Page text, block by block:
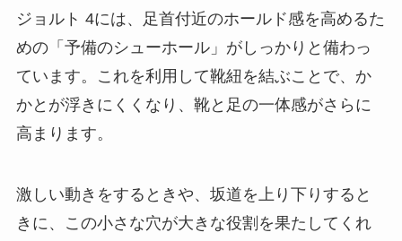
ジョルト 4には、足首付近のホールド感を高めるた
めの「予備のシューホール」がしっかりと備わっ
ています。これを利用して靴紐を結ぶことで、か
かとが浮きにくくなり、靴と足の一体感がさらに
高まります。
激しい動きをするときや、坂道を上り下りすると
きに、この小さな穴が大きな役割を果たしてくれ